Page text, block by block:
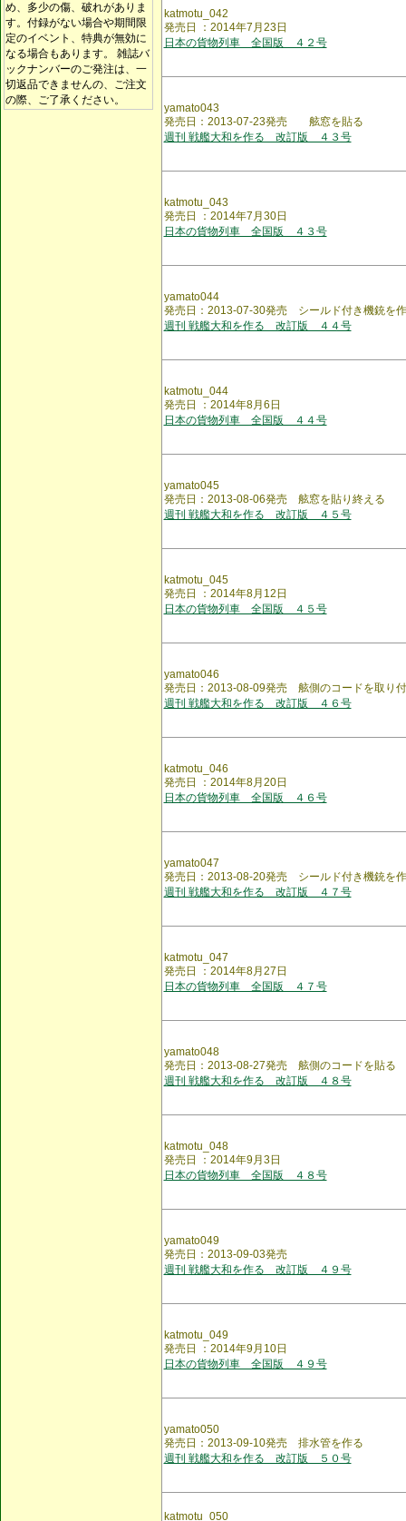
め、多少の傷、破れがありま
す。付録がない場合や期間限
定のイベント、特典が無効に
なる場合もあります。 雑誌バ
ックナンバーのご発注は、一
切返品できませんの、ご注文
の際、ご了承ください。
katmotu_042
発売日 ：2014年7月23日
日本の貨物列車 全国版 ４２号
yamato043
発売日：2013-07-23発売 舷窓を貼る
週刊 戦艦大和を作る 改訂版 ４３号
katmotu_043
発売日 ：2014年7月30日
日本の貨物列車 全国版 ４３号
yamato044
発売日：2013-07-30発売 シールド付き機銃を
週刊 戦艦大和を作る 改訂版 ４４号
katmotu_044
発売日 ：2014年8月6日
日本の貨物列車 全国版 ４４号
yamato045
発売日：2013-08-06発売 舷窓を貼り終える
週刊 戦艦大和を作る 改訂版 ４５号
katmotu_045
発売日 ：2014年8月12日
日本の貨物列車 全国版 ４５号
yamato046
発売日：2013-08-09発売 舷側のコードを取り
週刊 戦艦大和を作る 改訂版 ４６号
katmotu_046
発売日 ：2014年8月20日
日本の貨物列車 全国版 ４６号
yamato047
発売日：2013-08-20発売 シールド付き機銃を
週刊 戦艦大和を作る 改訂版 ４７号
katmotu_047
発売日 ：2014年8月27日
日本の貨物列車 全国版 ４７号
yamato048
発売日：2013-08-27発売 舷側のコードを貼る
週刊 戦艦大和を作る 改訂版 ４８号
katmotu_048
発売日 ：2014年9月3日
日本の貨物列車 全国版 ４８号
yamato049
発売日：2013-09-03発売
週刊 戦艦大和を作る 改訂版 ４９号
katmotu_049
発売日 ：2014年9月10日
日本の貨物列車 全国版 ４９号
yamato050
発売日：2013-09-10発売 排水管を作る
週刊 戦艦大和を作る 改訂版 ５０号
katmotu_050